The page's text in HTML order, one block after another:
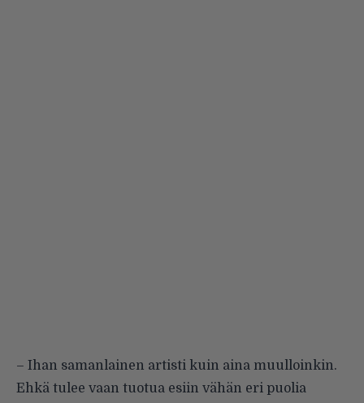
– Ihan samanlainen artisti kuin aina muulloinkin.
Ehkä tulee vaan tuotua esiin vähän eri puolia